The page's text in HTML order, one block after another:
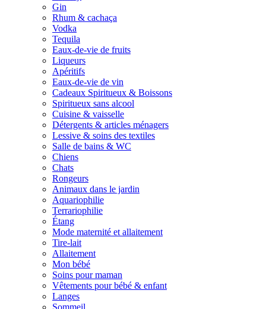
Gin
Rhum & cachaça
Vodka
Tequila
Eaux-de-vie de fruits
Liqueurs
Apéritifs
Eaux-de-vie de vin
Cadeaux Spiritueux & Boissons
Spiritueux sans alcool
Cuisine & vaisselle
Détergents & articles ménagers
Lessive & soins des textiles
Salle de bains & WC
Chiens
Chats
Rongeurs
Animaux dans le jardin
Aquariophilie
Terrariophilie
Étang
Mode maternité et allaitement
Tire-lait
Allaitement
Mon bébé
Soins pour maman
Vêtements pour bébé & enfant
Langes
Sommeil